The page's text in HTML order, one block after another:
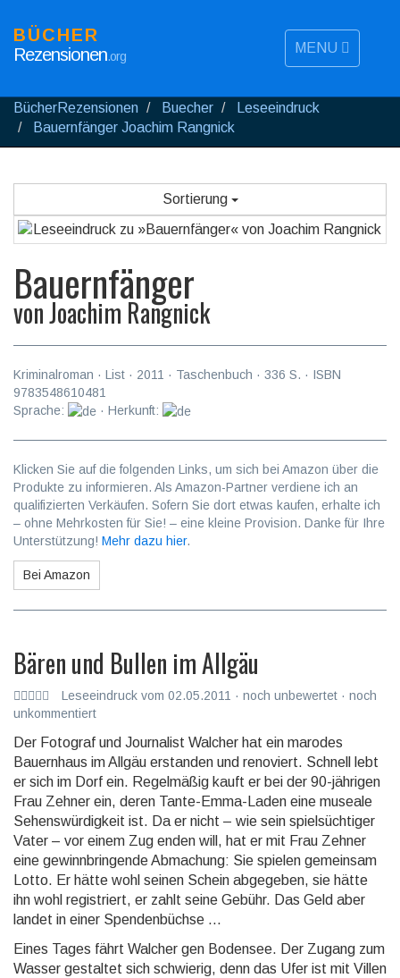
MENU
BÜCHER
Rezensionen.org
BücherRezensionen Buecher
Leseeindruck
Bauernfänger Joachim Rangnick
Sortierung
Bauernfänger
vonJoachim Rangnick
Kriminalroman · List · 2011 · Taschenbuch · 336 S. · ISBN
9783548610481
Sprache:
· Herkunft:
Klicken Sie auf die folgenden Links, um sich bei Amazon über die
Produkte zu informieren. Als Amazon-Partner verdiene ich an
qualifizierten Verkäufen. Sofern Sie dort etwas kaufen, erhalte ich
– ohne Mehrkosten für Sie! – eine kleine Provision. Danke für Ihre
Unterstützung! Mehr dazu hier.
Bei Amazon
Bären und Bullen im Allgäu
Leseeindruck vom 02.05.2011 · noch unbewertet · noch
unkommentiert
Der Fotograf und Journalist Walcher hat ein marodes
Bauernhaus im Allgäu erstanden und renoviert. Schnell lebt
er sich im Dorf ein. Regelmäßig kauft er bei der 90-jährigen
Frau Zehner ein, deren Tante-Emma-Laden eine museale
Sehenswürdigkeit ist. Da er nicht – wie sein spielsüchtiger
Vater – vor einem Zug enden will, hat er mit Frau Zehner
eine gewinnbringende Abmachung: Sie spielen gemeinsam
Lotto. Er hätte wohl seinen Schein abgegeben, sie hätte
ihn wohl registriert, er zahlt seine Gebühr. Das Geld aber
landet in einer Spendenbüchse ...
Eines Tages fährt Walcher gen Bodensee. Der Zugang zum
Wasser gestaltet sich schwierig, denn das Ufer ist mit Villen